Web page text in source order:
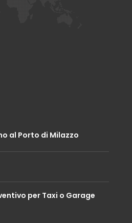
al Porto di Milazzo
per Taxi o Garage